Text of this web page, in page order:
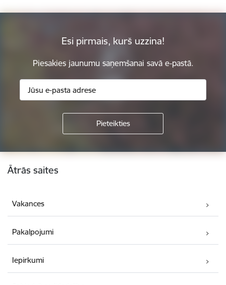
Esi pirmais, kurš uzzina!
Piesakies jaunumu saņemšanai savā e-pastā.
Kājene
Ātrās saites
Vakances
Pakalpojumi
Iepirkumi